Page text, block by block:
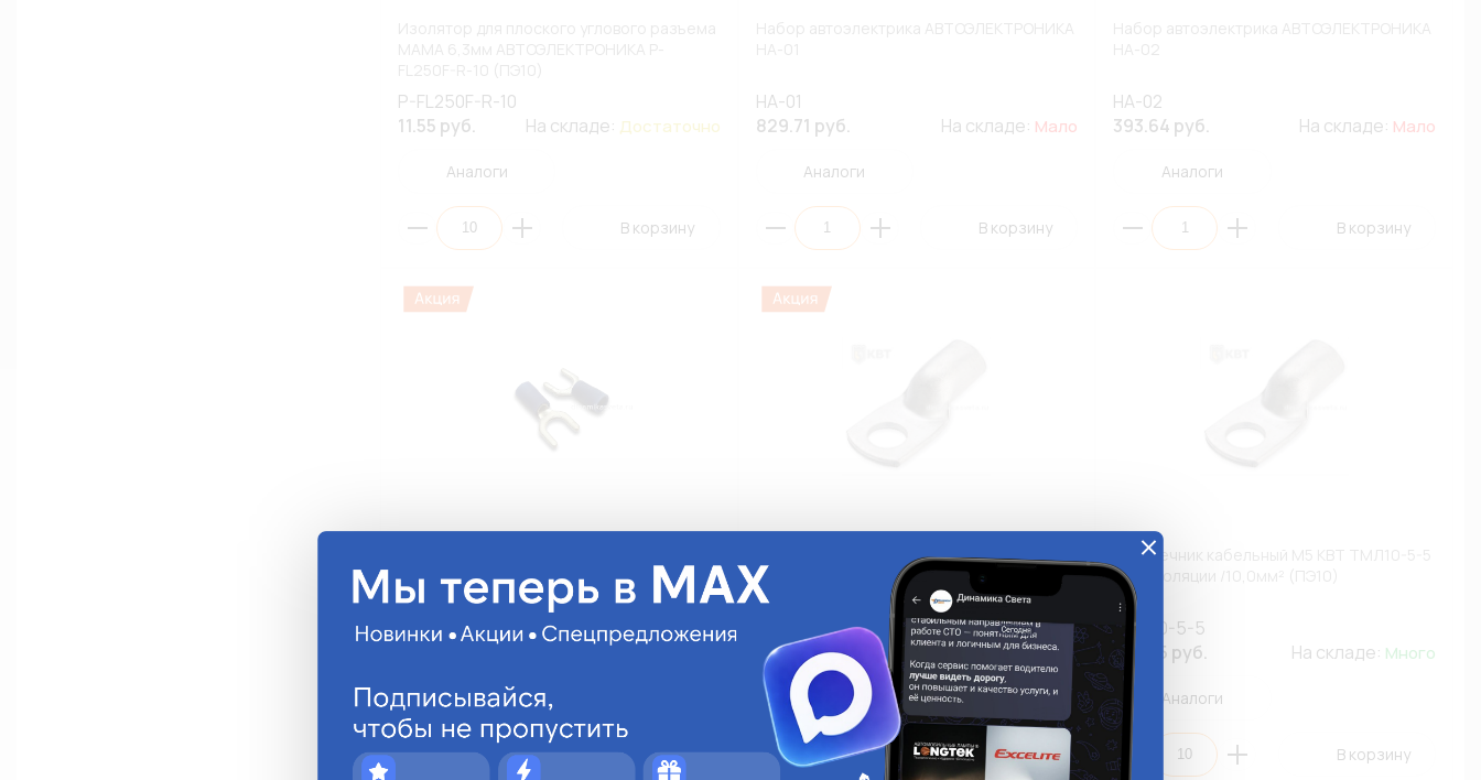
P-FL250F-R-10
11.55 руб.
На складе: Достаточно
Аналоги
В корзину
НА-01
829.71 руб.
На складе: Мало
Аналоги
В корзину
НА-02
393.64 руб.
На складе: Мало
Аналоги
В корзину
TITAN SV2-6 (Ø6мм,сечение
1,5мм-2,5мм,винил) (ПЭ10/100)
SV2-6
На складе:
Аналоги
В корзину
Наконечник кабельный М4 КВТ ТМЛ2,5-4-
2,6 без изоляции /2,5мм² (ПЭ10)
ТМЛ2,5-4-2,6
38.01 руб.
На складе:Много
Аналоги
В корзину
Наконечник кабельный М5 КВТ ТМЛ10-5-5
без изоляции /10,0мм² (ПЭ10)
ТМЛ10-5-5
102.45 руб.
На складе: Много
Аналоги
В корзину